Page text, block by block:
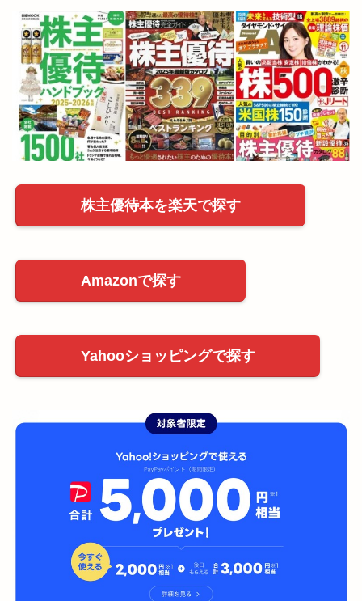
株主優待本を楽天で探す
Amazonで探す
Yahooショッピングで探す